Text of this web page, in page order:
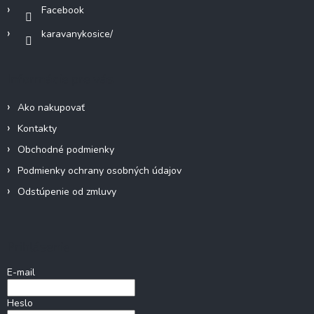
Facebook
karavanykosice/
Ako nakupovať
Kontakty
Obchodné podmienky
Podmienky ochrany osobných údajov
Odstúpenie od zmluvy
E-mail
Heslo